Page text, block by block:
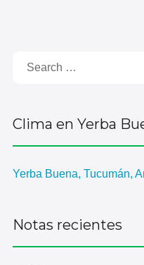
Clima en Yerba
Yerba Buena, Tucumán,
Notas recientes